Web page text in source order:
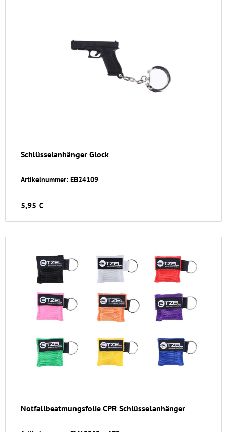
Schlüsselanhänger Glock
Artikelnummer: EB24109
5,95 €
Notfallbeatmungsfolie CPR Schlüsselanhänger